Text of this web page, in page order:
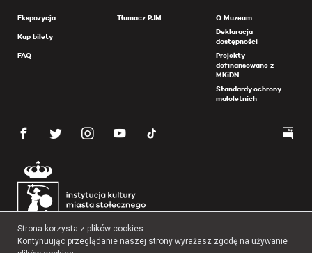
Ekspozycja
Kup bilety
FAQ
Tłumacz PJM
O Muzeum
Deklaracja
dostępności
Projekty
dofinansowane z
MKiDN
Standardy ochrony
małoletnich
Strona korzysta z plików cookies.
Kontynuując przeglądanie naszej strony wyrażasz zgodę na używanie